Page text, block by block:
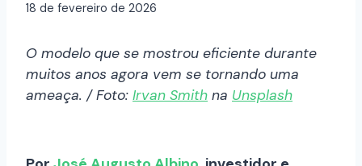
18 de fevereiro de 2026
O modelo que se mostrou eficiente durante
muitos anos agora vem se tornando uma
ameaça. / Foto: Irvan Smith na Unsplash